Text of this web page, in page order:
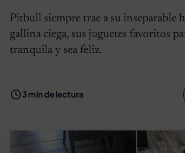
Pitbull siempre trae a su inseparable
gallina ciega, sus juguetes favoritos
tranquila y sea feliz.
3 min de lectura